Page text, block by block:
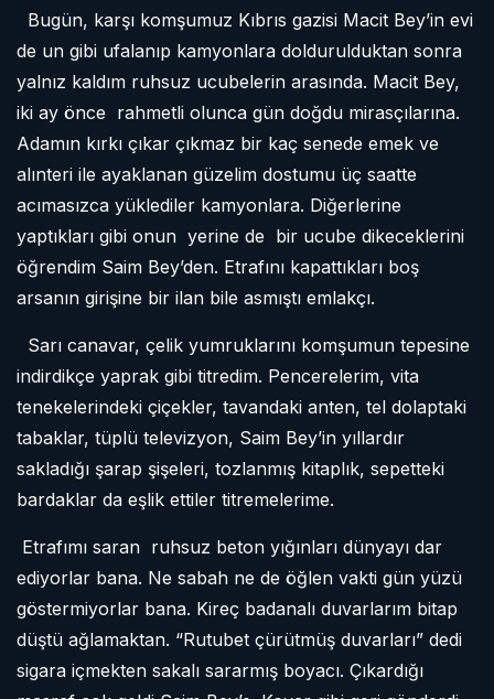
Bugün, karşı komşumuz Kıbrıs gazisi Macit Bey’in evi
de un gibi ufalanıp kamyonlara doldurulduktan sonra
yalnız kaldım ruhsuz ucubelerin arasında. Macit Bey,
iki ay önce rahmetli olunca gün doğdu mirasçılarına.
Adamın kırkı çıkar çıkmaz bir kaç senede emek ve
alınteri ile ayaklanan güzelim dostumu üç saatte
acımasızca yüklediler kamyonlara. Diğerlerine
yaptıkları gibi onun yerine de bir ucube dikeceklerini
öğrendim Saim Bey’den. Etrafını kapattıkları boş
arsanın girişine bir ilan bile asmıştı emlakçı.
Sarı canavar, çelik yumruklarını komşumun tepesine
indirdikçe yaprak gibi titredim. Pencerelerim, vita
tenekelerindeki çiçekler, tavandaki anten, tel dolaptaki
tabaklar, tüplü televizyon, Saim Bey’in yıllardır
sakladığı şarap şişeleri, tozlanmış kitaplık, sepetteki
bardaklar da eşlik ettiler titremelerime.
Etrafımı saran ruhsuz beton yığınları dünyayı dar
ediyorlar bana. Ne sabah ne de öğlen vakti gün yüzü
göstermiyorlar bana. Kireç badanalı duvarlarım bitap
düştü ağlamaktan. “Rutubet çürütmüş duvarları” dedi
sigara içmekten sakalı sararmış boyacı. Çıkardığı